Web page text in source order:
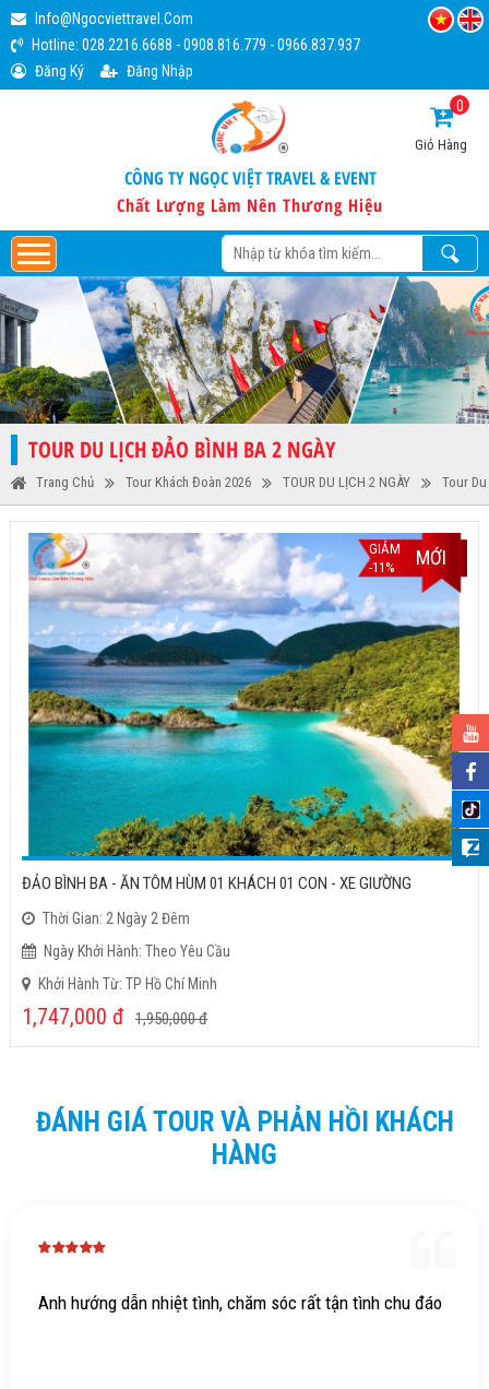
Info@ngocviettravel.com
Hotline: 028.2216.6688 -0908.816.779 -0966.837.937
Đăng Ký
Đăng Nhập
CÔNG TY NGỌC VIỆT TRAVEL & EVENT
Chất Lượng Làm Nên Thương Hiệu
Giỏ Hàng
0
TOUR DU LỊCH ĐẢO BÌNH BA 2 NGÀY
Trang Chủ Tour Khách Đoàn 2026 TOUR DU LỊCH 2 NGÀY Tour
GIẢM
-11%
MỚI
ĐẢO BÌNH BA - ĂN TÔM HÙM 01 KHÁCH 01 CON - XE GIƯỜNG
Thời Gian: 2 Ngày 2 Đêm
Ngày Khởi Hành: Theo Yêu Cầu
Khởi Hành Từ: TP Hồ Chí Minh
1,747,000 đ 1,950,000đ
ĐÁNH GIÁ TOUR VÀ PHẢN HỒI KHÁCH
HÀNG
Anh hướng dẫn nhiệt tình, chăm sóc rất tận tình chu đáo